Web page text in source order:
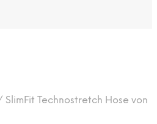
SlimFit Technostretch Hose von